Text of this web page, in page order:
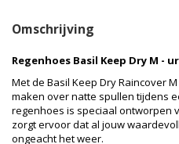
Omschrijving
Regenhoes Basil Keep Dry M -
Met de Basil Keep Dry Raincover
maken over natte spullen tijdens
regenhoes is speciaal ontworpen
zorgt ervoor dat al jouw
ongeacht het weer.